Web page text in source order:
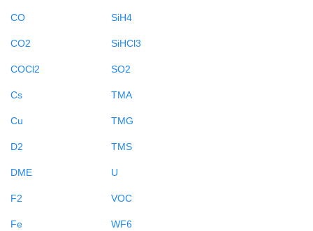
CO
CO2
COCl2
Cs
Cu
D2
DME
F2
Fe
SiH4
SiHCl3
SO2
TMA
TMG
TMS
U
VOC
WF6